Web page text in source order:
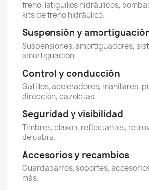
freno, latiguillos hidráulicos,
kits de freno hidráulico.
Suspensión y
Suspensiones, amortiguadores,
amortiguación.
Control y conducción
Gatillos, aceleradores, manillares,
dirección, cazoletas.
Seguridad y visibilidad
Timbres, claxon, reflectantes,
de cabra.
Accesorios y recambios
Guardabarros, soportes,
más.